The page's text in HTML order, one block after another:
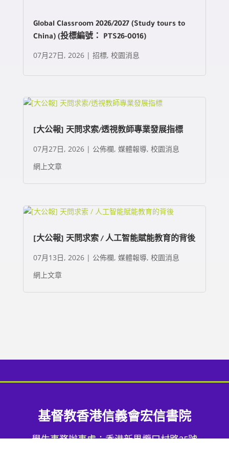
Global Classroom 2026/2027 (Study tours to
China) (投標編號： PTS26-0016)
07月27日, 2026| 招標, 校園消息
[大公報] 天問求索/透視教師專業發展指標
07月27日, 2026| 公佈欄, 媒體報導, 校園消息
網上文章
[大公報] 天問求索 / 人工智能賦能教育的背後
07月13日, 2026| 公佈欄, 媒體報導, 校園消息
網上文章
基督教香港信義會宏信書院
學生事務辦事處：香港新界欖口村路25號